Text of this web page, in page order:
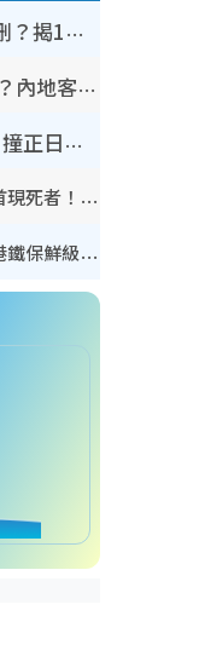
WhatsApp預設貼圖點刪？揭1招「反向操作」還原簡潔介面 附3步實測教學
香港山邊鐵閘邊門大開？內地客困惑意義何在！網民神回覆：呢種叫法理性防禦
鬼門開2026｜農曆七月撞正日全食特別邪？專家警告切忌做一事！揭4大禁忌+2招保平安
奪命寄生蟲｜食生菜狂瀉首現死者！疫潮惡化錄1.8萬宗病例 揭洗菜3大謬誤
內地客歎港人唔識老！揭港鐵保鮮級冷氣 港人求放過：咪投訴